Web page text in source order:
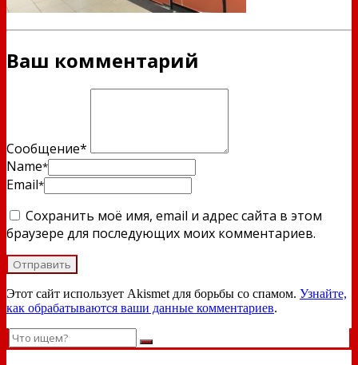
Ваш комментарий
Сообщение*
Name*
Email*
Сохранить моё имя, email и адрес сайта в этом
браузере для последующих моих комментариев.
Этот сайт использует Akismet для борьбы со спамом. Узнайте,
как обрабатываются ваши данные комментариев.